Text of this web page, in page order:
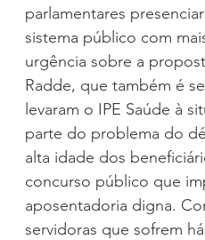
parlamentares
sistema público com
urgência sobre a
Radde, que também é
levaram o IPE Saúde à
parte do problema do
alta idade dos
concurso público que
aposentadoria digna.
servidoras que sofrem